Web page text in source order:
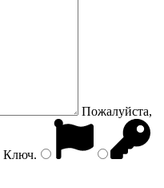
Пожалуйста,
Ключ.